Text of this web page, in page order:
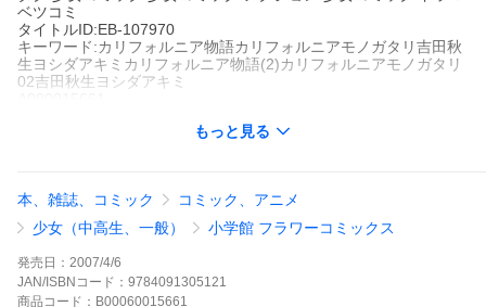
ベツコミ
タイトルID:EB-107970
キーワード:カリフォルニア物語カリフォルニアモノガタリ吉田秋
生ヨシダアキミカリフォルニア物語(2)カリフォルニアモノガタリ
02吉田秋生ヨシダアキミ
コミ
青い空、緑の大地、光輝くカリフォルニア。だが、カリフォルニ
アだっていいことばかりじゃない。父親との確執、兄へのコンプ
レックスなど、さまざまな人間関係のきずなを振り切ろうと高校
をドロップアウトしたヒースは、冬のニューヨークにやってき
た。相棒で同居人のイーヴ、悪友ブッチ、その妹で恋人のスウェ
もっと見る
本、雑誌、コミック
コミック、アニメ
少女（中高生、一般）
小学館 フラワーコミックス
発売日： 2007/4/6
JAN/ISBNコード： 9784091305121
商品 コード： B00060015661